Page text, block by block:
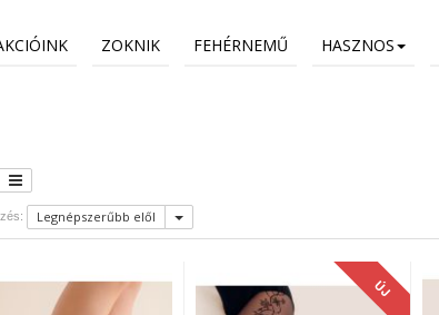
ZOKNIK FEHÉRNEMŰ HASZNOS
Legnépszerűbb elől
ÚJ